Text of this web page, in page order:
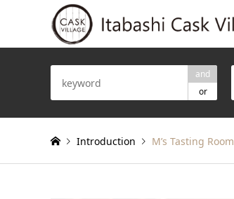
and
or
Introduction M’s Tasting Room